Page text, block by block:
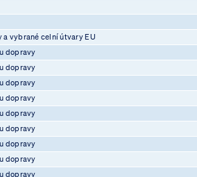
vybrané celní útvary EU
dopravy
dopravy
dopravy
dopravy
dopravy
dopravy
dopravy
dopravy
dopravy